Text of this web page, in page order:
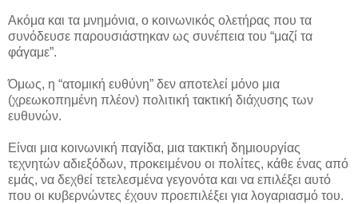
Ακόμα και τα μνημόνια, ο κοινωνικός ολετήρας που τα
συνόδευσε παρουσιάστηκαν ως συνέπεια του “μαζί τα
φάγαμε”.
Όμως, η “ατομική ευθύνη” δεν αποτελεί μόνο μια
(χρεωκοπημένη πλέον) πολιτική τακτική διάχυσης των
ευθυνών.
Είναι μια κοινωνική παγίδα, μια τακτική δημιουργίας
τεχνητών αδιεξόδων, προκειμένου οι πολίτες, κάθε ένας από
εμάς, να δεχθεί τετελεσμένα γεγονότα και να επιλέξει αυτό
που οι κυβερνώντες έχουν προεπιλέξει για λογαριασμό του.